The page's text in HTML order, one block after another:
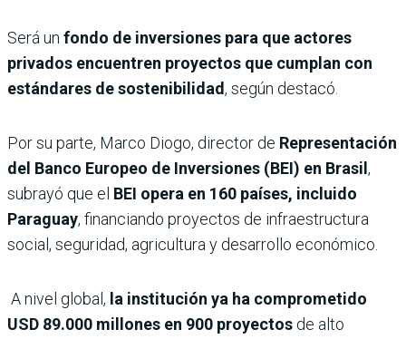
Será un fondo de inversiones para que actores
privados encuentren proyectos que cumplan con
estándares de sostenibilidad, según destacó.
Por su parte, Marco Diogo, director de Representación
del Banco Europeo de Inversiones (BEI) en Brasil ,
subrayó que el BEI opera en 160 países, incluido
Paraguay, financiando proyectos de infraestructura
social, seguridad, agricultura y desarrollo económico.
A nivel global, la institución ya ha comprometido
USD 89.000 millones en 900 proyectos de alto